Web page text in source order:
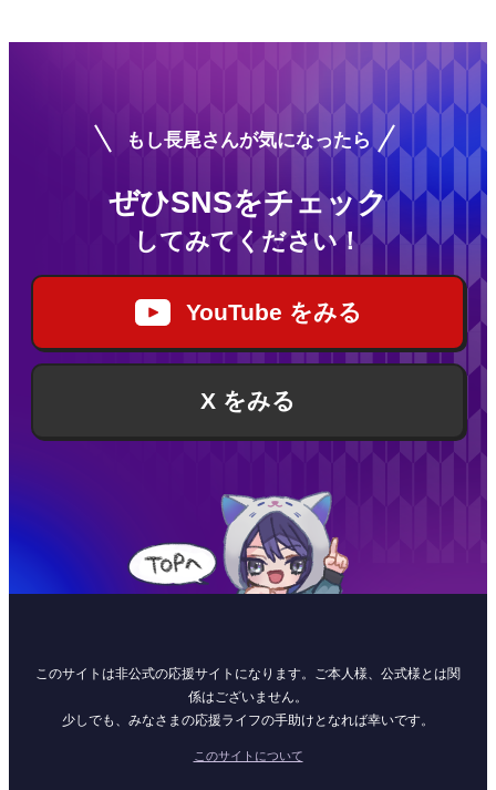
もし長尾さんが気になったら
ぜひSNSをチェック
してみてください！
YouTube をみる
X をみる
このサイトは非公式の応援サイトになります。ご本人様、公式様とは関
係はございません。
少しでも、みなさまの応援ライフの手助けとなれば幸いです。
このサイトについて